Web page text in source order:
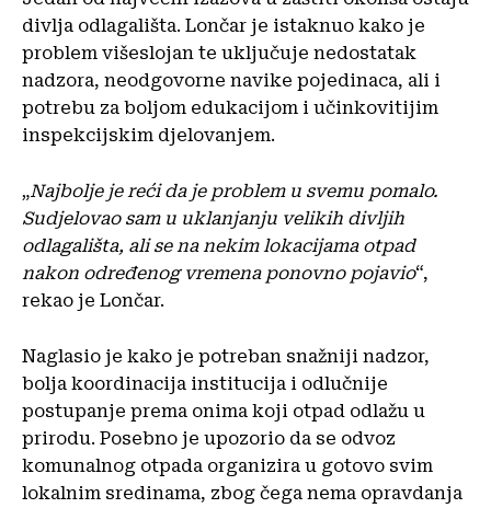
divlja odlagališta. Lončar je istaknuo kako je
problem višeslojan te uključuje nedostatak
nadzora, neodgovorne navike pojedinaca, ali i
potrebu za boljom edukacijom i učinkovitijim
inspekcijskim djelovanjem.
„Najbolje je reći da je problem u svemu pomalo.
Sudjelovao sam u uklanjanju velikih divljih
odlagališta, ali se na nekim lokacijama otpad
nakon određenog vremena ponovno pojavio“,
rekao je Lončar.
Naglasio je kako je potreban snažniji nadzor,
bolja koordinacija institucija i odlučnije
postupanje prema onima koji otpad odlažu u
prirodu. Posebno je upozorio da se odvoz
komunalnog otpada organizira u gotovo svim
lokalnim sredinama, zbog čega nema opravdanja